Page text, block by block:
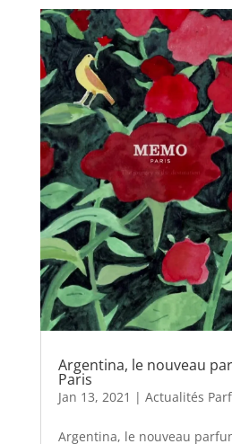
Argentina, le nouveau
Paris
Jan 13, 2021 | Actualités
Argentina, le nouveau